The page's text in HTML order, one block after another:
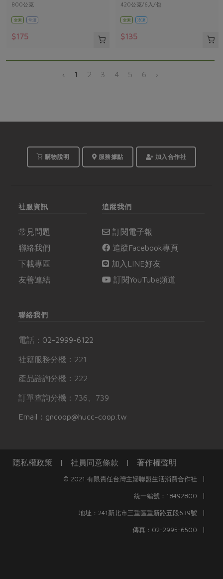
800公克
全素 常溫
$175
420公克/6入/包
全素 冷凍
$135
‹ 1 2 3 4 5 6 ›
購物說明 服務據點 加入合作社
社服資訊
常見問題
聯絡我們
下載專區
友善連結
追蹤我們
訂閱電子報
追蹤Facebook專頁
加入LINE好友
訂閱YouTube頻道
聯絡我們
電話： 02-2999-6122
社籍服務分機：221
產品諮詢分機：222
訂單查詢分機：736、739
Email：gncoop@hucc-coop.tw
隱私權政策 | 社員同意條款 | 著作權聲明
© 2021 有限責任台灣主婦聯盟生活消費合作社 |
統一編號：18492800 |
地址：241新北市三重區重新路五段639號 |
傳真：02-2995-6500 |